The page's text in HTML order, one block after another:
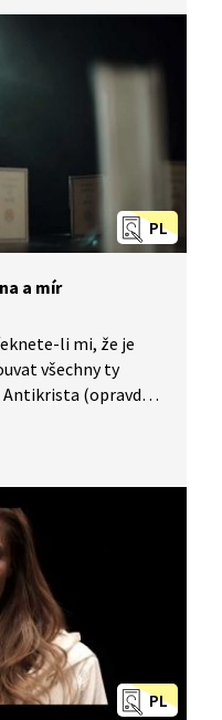
PL
a mír
li mi, že je
všechny ty
Antikrista (opravdu
pravdy a smyslu
To vše je epos
Lva
dílo
V hlavní roli:
PL